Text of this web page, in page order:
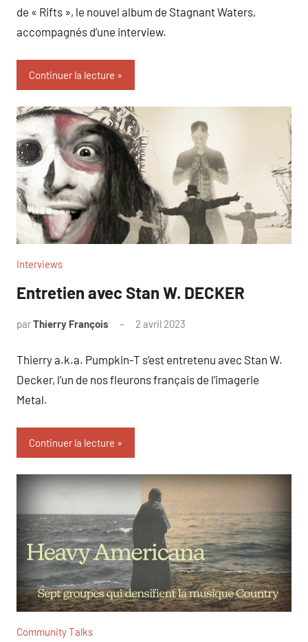
de « Rifts », le nouvel album de Stagnant Waters,
accompagnés d’une interview.
Continuer la lecture
Interviews
Entretien avec Stan W. DECKER
parThierry François 2 avril 2023
Thierry a.k.a. Pumpkin-T s’est entretenu avec Stan W.
Decker, l’un de nos fleurons français de l’imagerie
Metal.
Continuer la lecture
Community Talks